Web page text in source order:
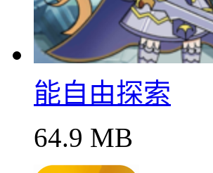
能自由探索
64.9 MB